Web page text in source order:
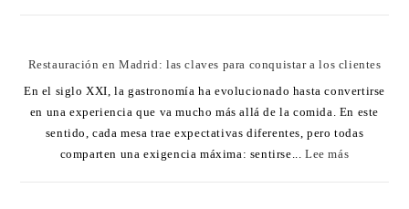
Restauración en Madrid: las claves para conquistar a los clientes
En el siglo XXI, la gastronomía ha evolucionado hasta convertirse
en una experiencia que va mucho más allá de la comida. En este
sentido, cada mesa trae expectativas diferentes, pero todas
comparten una exigencia máxima: sentirse...Lee más